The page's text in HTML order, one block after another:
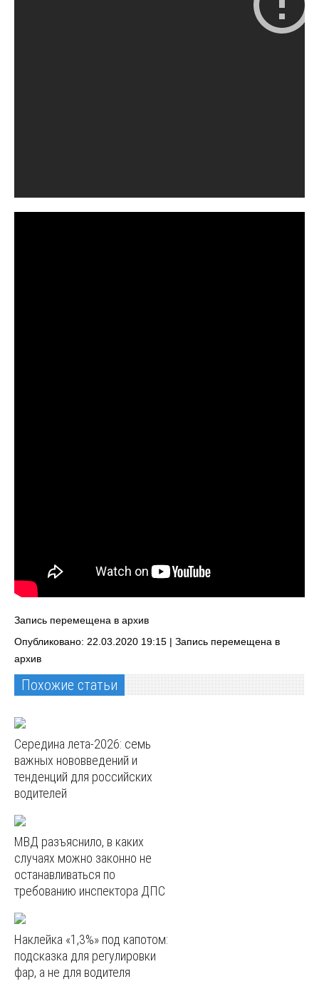
Запись перемещена в архив
Опубликовано: 22.03.2020 19:15 | Запись перемещена в
архив
Похожие статьи
Середина лета-2026: семь
важных нововведений и
тенденций для российских
водителей
МВД разъяснило, в каких
случаях можно законно не
останавливаться по
требованию инспектора ДПС
Наклейка «1,3%» под капотом:
подсказка для регулировки
фар, а не для водителя